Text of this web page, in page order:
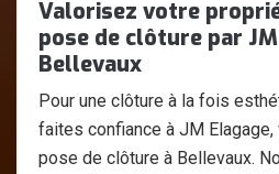
Valorisez votre
pose de clôture par
Bellevaux
Pour une clôture à la fois
faites confiance à JM
pose de clôture à Bellevaux.